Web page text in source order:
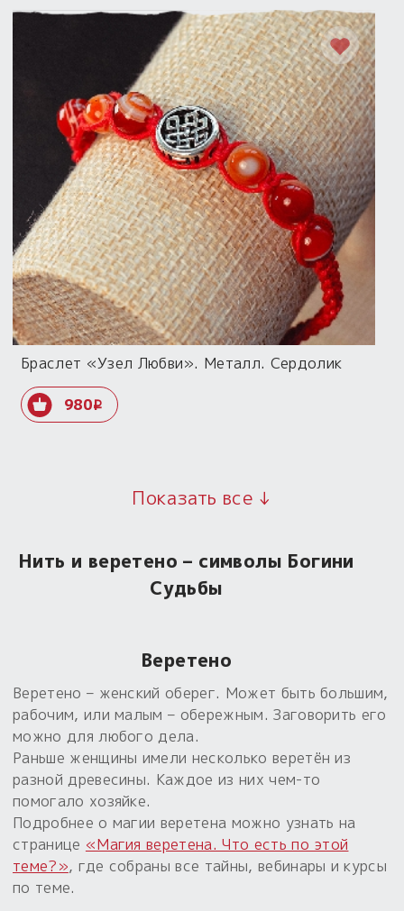
к заказу от 3 тыс. руб.
Браслет «Узел Любви». Металл. Сердолик
980i
Показать все ↓
Нить и веретено – символы Богини
Судьбы
Веретено
Веретено – женский оберег. Может быть большим,
рабочим, или малым – обережным. Заговорить его
можно для любого дела.
Раньше женщины имели несколько веретён из
разной древесины. Каждое из них чем-то
помогало хозяйке.
Подробнее о магии веретена можно узнать на
странице «Магия веретена. Что есть по этой
теме?», где собраны все тайны, вебинары и курсы
по теме.